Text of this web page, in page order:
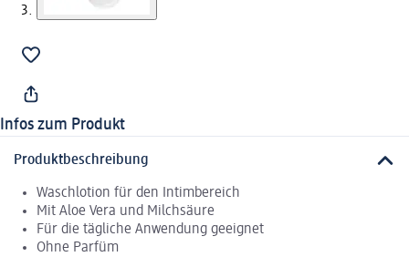
Infos zum Produkt
Produktbeschreibung
Waschlotion für den Intimbereich
Mit Aloe Vera und Milchsäure
Für die tägliche Anwendung geeignet
Ohne Parfüm